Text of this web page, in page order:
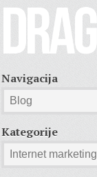
Navigacija
Kategorije